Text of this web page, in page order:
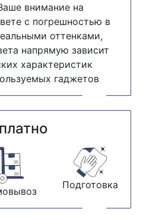
внимание на
с погрешностью в
оттенками,
напрямую зависит
характеристик
гаджетов
Подготовка